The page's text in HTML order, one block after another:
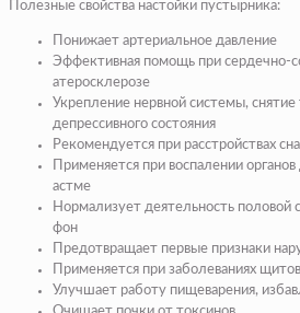
Полезные свойства настойки пустырника:
Понижает артериальное давление
Эффективная помощь при сердечно-
атеросклерозе
Укрепление нервной системы,
депрессивного состояния
Рекомендуется при расстройствах
Применяется при воспалении
астме
Нормализует деятельность половой
фон
Предотвращает первые признаки
Применяется при заболеваниях
Улучшает работу пищеварения,